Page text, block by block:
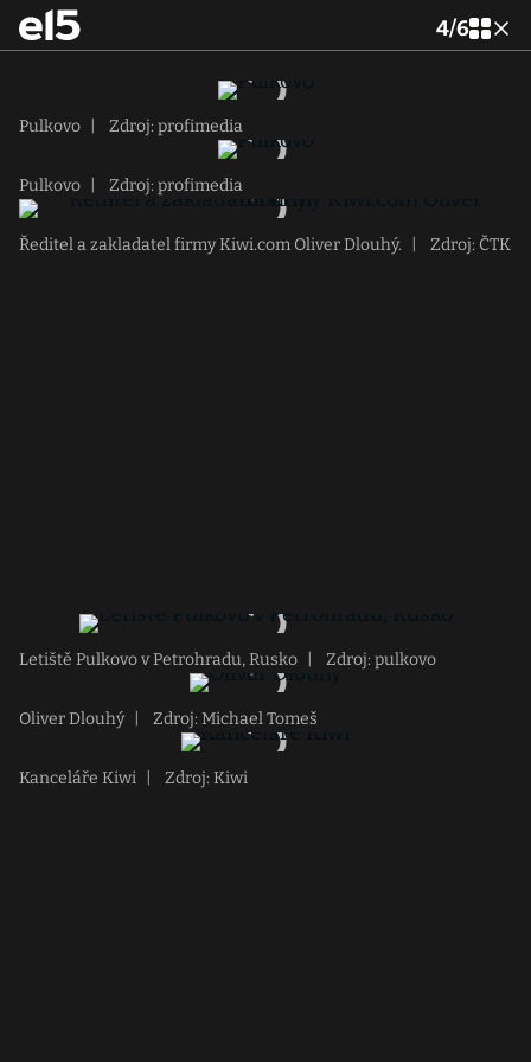
4/6
Pulkovo Zdroj: profimedia
Pulkovo Zdroj: profimedia
Ředitel a zakladatel firmy Kiwi.com Oliver Dlouhý. Zdroj: ČTK
Letiště Pulkovo v Petrohradu, Rusko Zdroj: pulkovo
Oliver Dlouhý Zdroj: Michael Tomeš
Kanceláře Kiwi Zdroj: Kiwi